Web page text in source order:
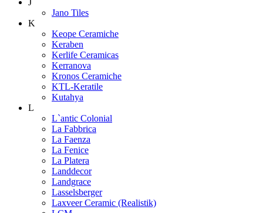
Jano Tiles
K
Keope Ceramiche
Keraben
Kerlife Ceramicas
Kerranova
Kronos Ceramiche
KTL-Keratile
Kutahya
L
L`antic Colonial
La Fabbrica
La Faenza
La Fenice
La Platera
Landdecor
Landgrace
Lasselsberger
Laxveer Ceramic (Realistik)